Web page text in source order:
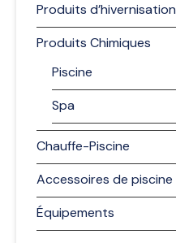
Produits d’hivernisation
Produits Chimiques
Piscine
Spa
Chauffe-Piscine
Accessoires de piscine
Équipements